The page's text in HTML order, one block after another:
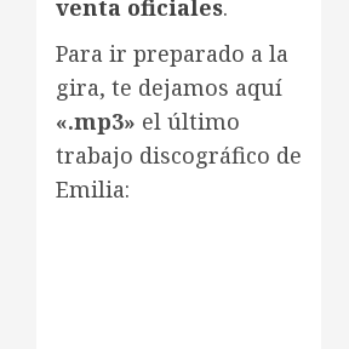
venta oficiales.
Para ir preparado a la
gira, te dejamos aquí
«.mp3» el último
trabajo discográfico de
Emilia: